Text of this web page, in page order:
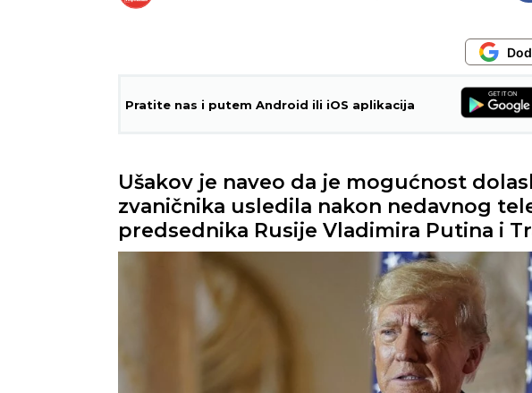
Pratite nas i putem Android ili iOS aplikacija
Ušakov je naveo da je mogućnost
zvaničnika usledila nakon nedavnog
predsednika Rusije Vladimira Putina i